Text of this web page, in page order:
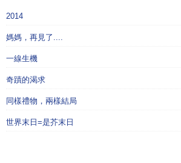
2014
媽媽，再見了....
一線生機
奇蹟的渴求
同樣禮物，兩樣結局
世界末日=是芥末日